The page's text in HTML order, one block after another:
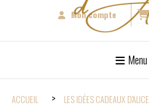
Mon compte
Menu
ACCUEIL
LES IDÉES CADEAUX D'ALICE